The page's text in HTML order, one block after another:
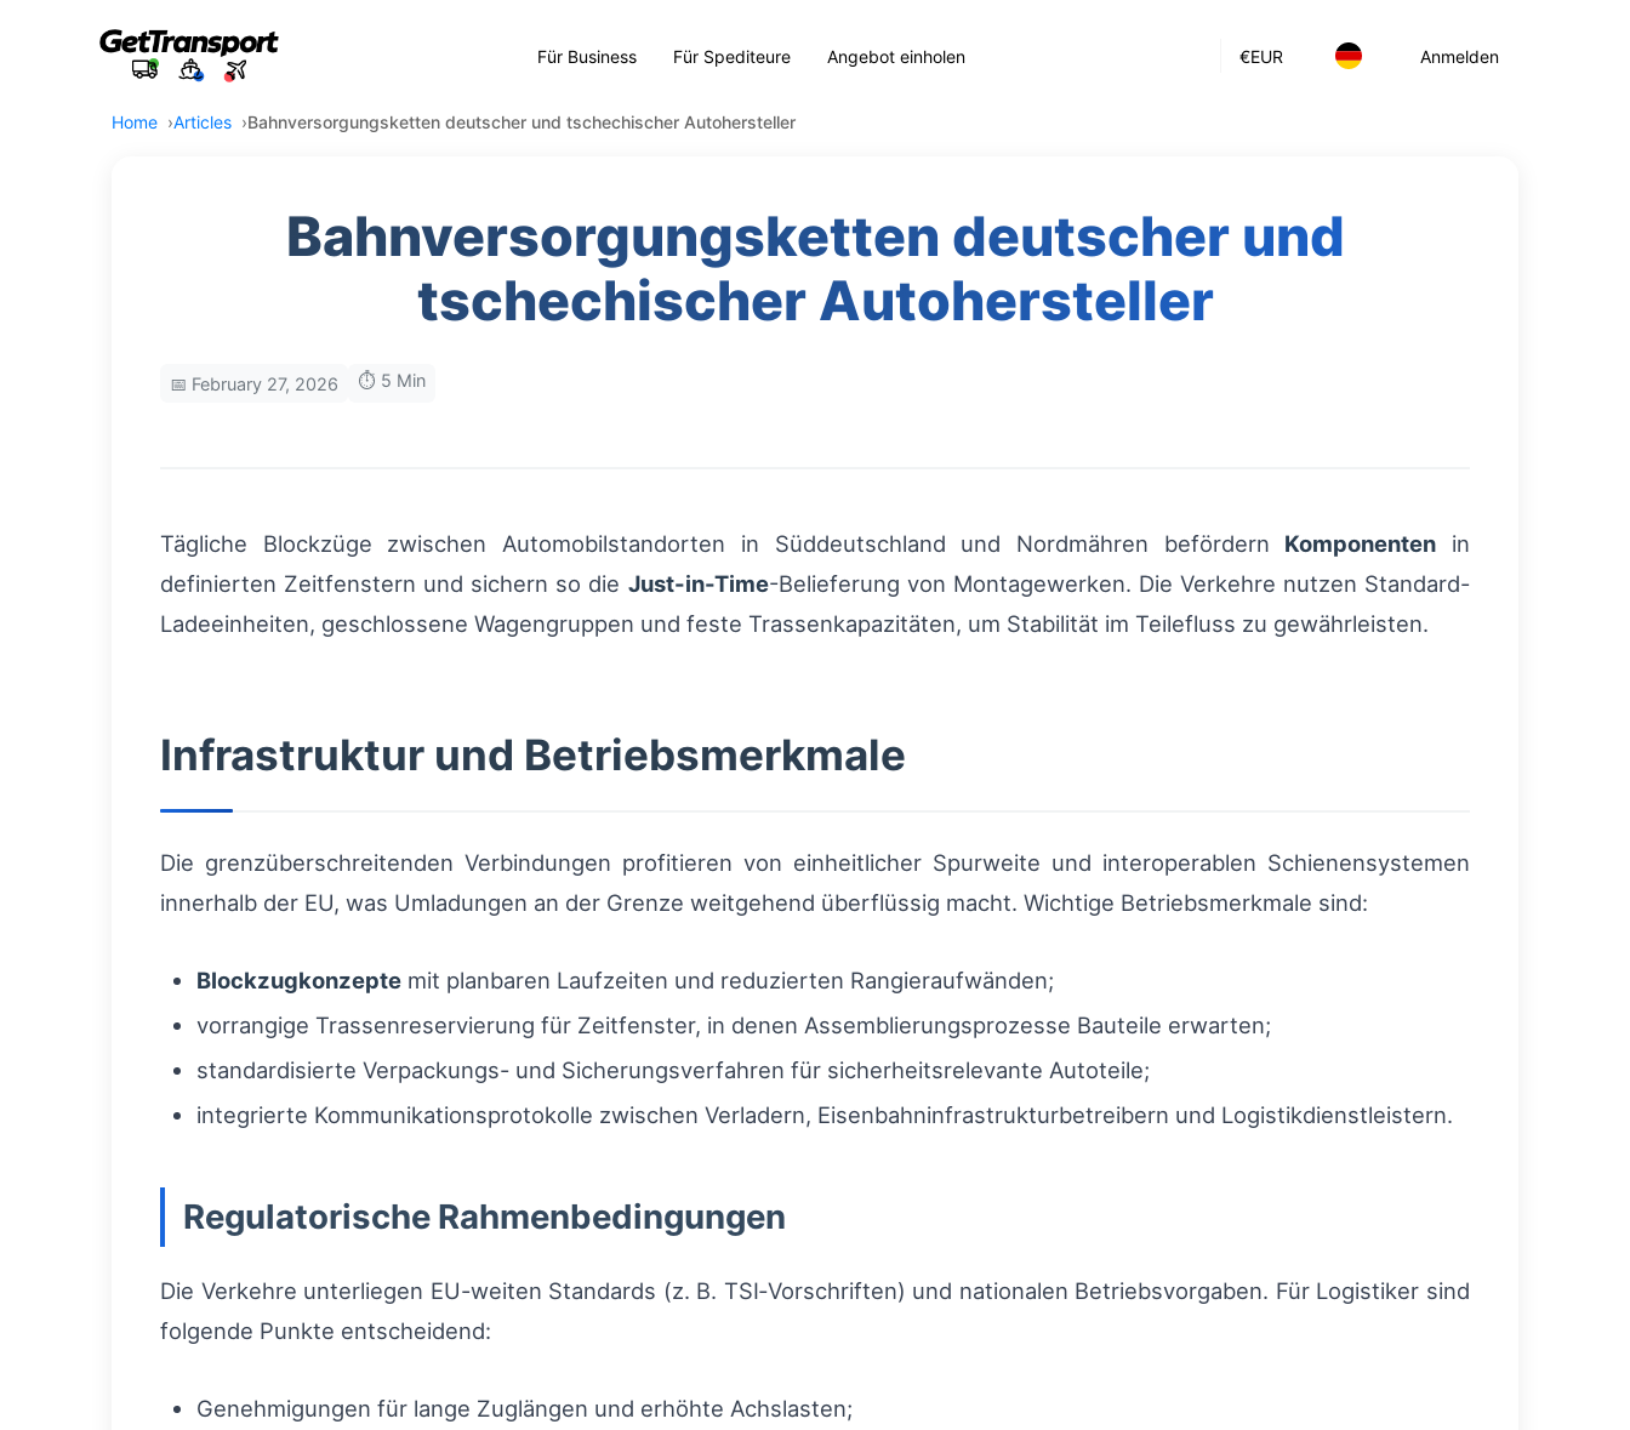
€EUR Anmelden
Für Business Für Spediteure Angebot einholen
Home Articles Bahnversorgungsketten deutscher und tschechischer Autohersteller
Bahnversorgungsketten deutscher und
tschechischer Autohersteller
📅 February 27, 2026 ⏱️ 5 Min
Tägliche Blockzüge zwischen Automobilstandorten in Süddeutschland und Nordmähren befördern Komponenten in
definierten Zeitfenstern und sichern so die Just-in-Time-Belieferung von Montagewerken. Die Verkehre nutzen Standard-
Ladeeinheiten, geschlossene Wagengruppen und feste Trassenkapazitäten, um Stabilität im Teilefluss zu gewährleisten.
Infrastruktur und Betriebsmerkmale
Die grenzüberschreitenden Verbindungen profitieren von einheitlicher Spurweite und interoperablen Schienensystemen
innerhalb der EU, was Umladungen an der Grenze weitgehend überflüssig macht. Wichtige Betriebsmerkmale sind:
Blockzugkonzepte mit planbaren Laufzeiten und reduzierten Rangieraufwänden;
vorrangige Trassenreservierung für Zeitfenster, in denen Assemblierungsprozesse Bauteile erwarten;
standardisierte Verpackungs- und Sicherungsverfahren für sicherheitsrelevante Autoteile;
integrierte Kommunikationsprotokolle zwischen Verladern, Eisenbahninfrastrukturbetreibern und Logistikdienstleistern.
Regulatorische Rahmenbedingungen
Die Verkehre unterliegen EU-weiten Standards (z. B. TSI‑Vorschriften) und nationalen Betriebsvorgaben. Für Logistiker sind
folgende Punkte entscheidend:
Genehmigungen für lange Zuglängen und erhöhte Achslasten;